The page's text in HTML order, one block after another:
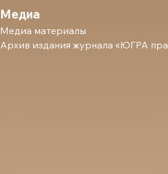
Медиа
Медиа материалы
Архив издания журнала «ЮГРА